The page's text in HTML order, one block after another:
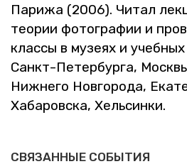
Па­ри­жа (2006). Читал
тео­рии фо­то­гра­фии и
клас­сы в му­зе­ях и
Санкт-Пе­тер­бур­га,
Ниж­не­го Нов­го­ро­да,
Ха­ба­ров­ска, Хель­син­ки.
СВЯЗАННЫЕ СОБЫТИЯ